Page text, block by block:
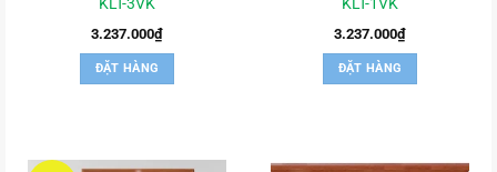
3.237.000₫
ĐẶT HÀNG
3.237.000₫
ĐẶT HÀNG